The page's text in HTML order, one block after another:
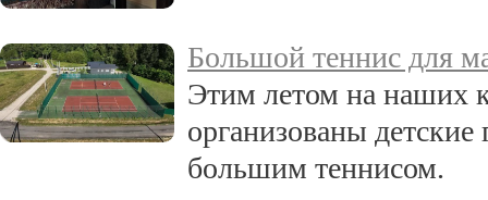
Большой теннис для
Этим летом на наших
организованы
большим теннисом.